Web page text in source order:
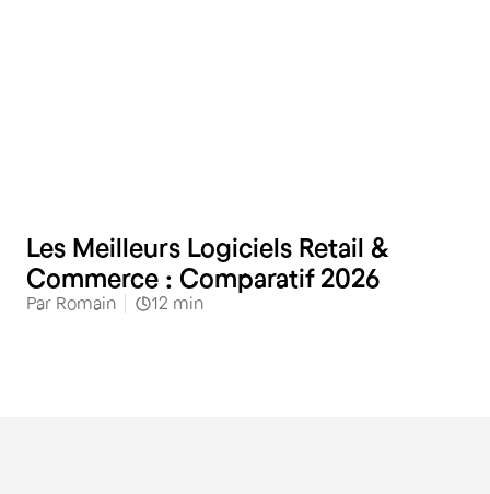
Les Meilleurs Logiciels Retail &
Commerce : Comparatif 2026
Par Romain 12 min